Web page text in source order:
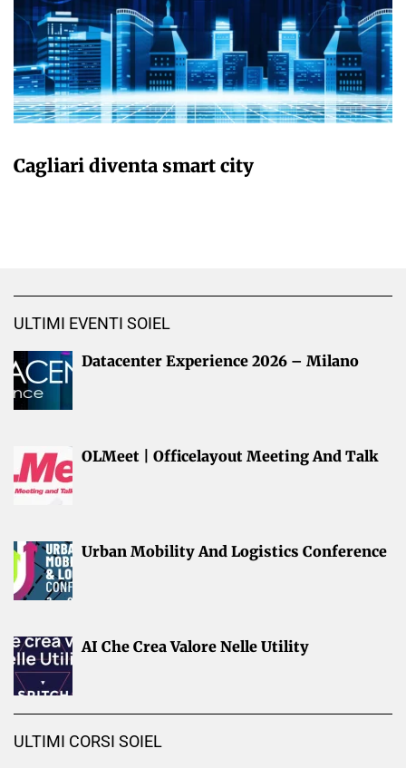
Cagliari diventa smart city
ULTIMI EVENTI SOIEL
Datacenter Experience 2026 – Milano
OLMeet | Officelayout Meeting And Talk
Urban Mobility And Logistics Conference
AI Che Crea Valore Nelle Utility
ULTIMI CORSI SOIEL